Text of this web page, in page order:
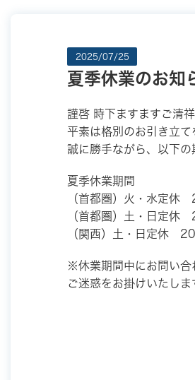
2025/07/25
夏季休業のお知
謹啓 時下ますますご清
平素は格別のお引き立て
誠に勝手ながら、以下の
夏季休業期間
（首都圏）火・水定
（首都圏）土・日定
（関西）土・日定休
※休業期間中にお問い合
ご迷惑をお掛けいたしま